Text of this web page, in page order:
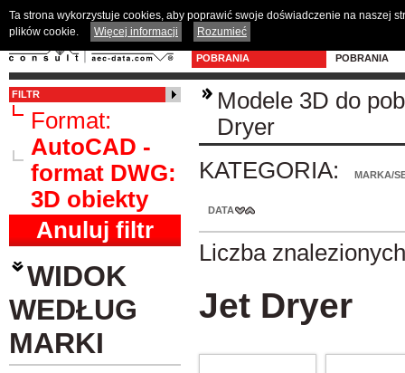
POBRANIA
POBRANIA
FILTR
Format:
AutoCAD -
format DWG:
3D obiekty
Anuluj filtr
WIDOK
WEDŁUG
MARKI
Modele 3D do
Dryer
KATEGORIA:
MARKA/
DATA
Liczba
Jet Dryer
Ta strona wykorzystuje cookies, aby poprawić swoje doświadczenie na naszej
plików cookie.
Więcej informacji Rozumieć